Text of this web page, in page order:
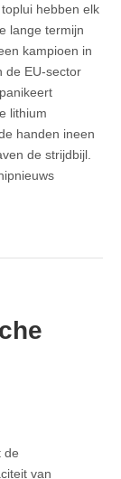
hebben elk
lange termijn
kampioen in
de EU-sector
lithium
handen ineen
de strijdbijl.
de
van